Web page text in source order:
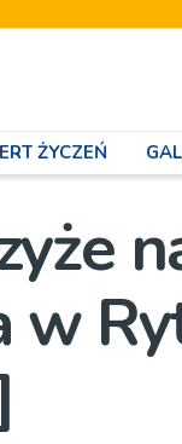
ŻYCZEŃ